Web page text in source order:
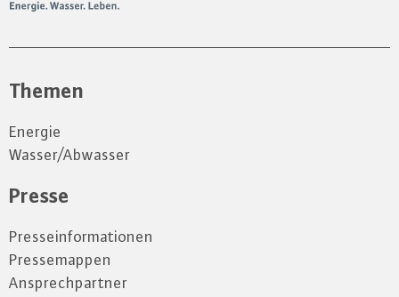
Themen
Energie
Wasser/Abwasser
Presse
Presseinformationen
Pressemappen
Ansprechpartner